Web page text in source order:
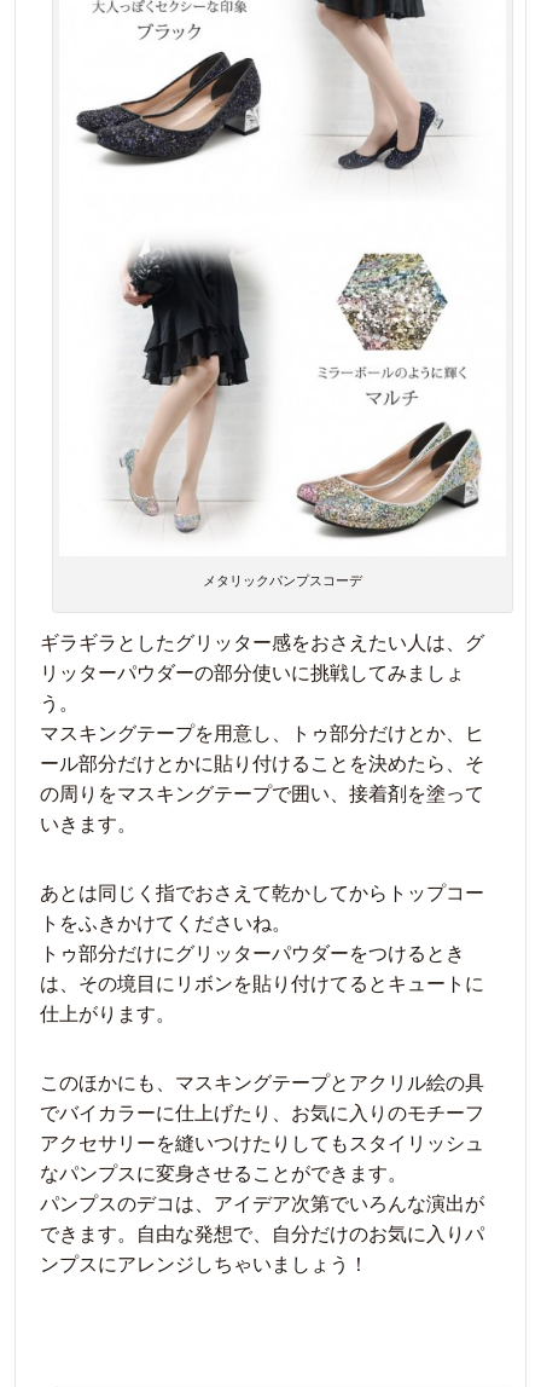
メタリックパンプスコーデ
ギラギラとしたグリッター感をおさえたい人は、グ
リッターパウダーの部分使いに挑戦してみましょ
う。
マスキングテープを用意し、トゥ部分だけとか、ヒ
ール部分だけとかに貼り付けることを決めたら、そ
の周りをマスキングテープで囲い、接着剤を塗って
いきます。
あとは同じく指でおさえて乾かしてからトップコー
トをふきかけてくださいね。
トゥ部分だけにグリッターパウダーをつけるとき
は、その境目にリボンを貼り付けてるとキュートに
仕上がります。
このほかにも、マスキングテープとアクリル絵の具
でバイカラーに仕上げたり、お気に入りのモチーフ
アクセサリーを縫いつけたりしてもスタイリッシュ
なパンプスに変身させることができます。
パンプスのデコは、アイデア次第でいろんな演出が
できます。自由な発想で、自分だけのお気に入りパ
ンプスにアレンジしちゃいましょう！